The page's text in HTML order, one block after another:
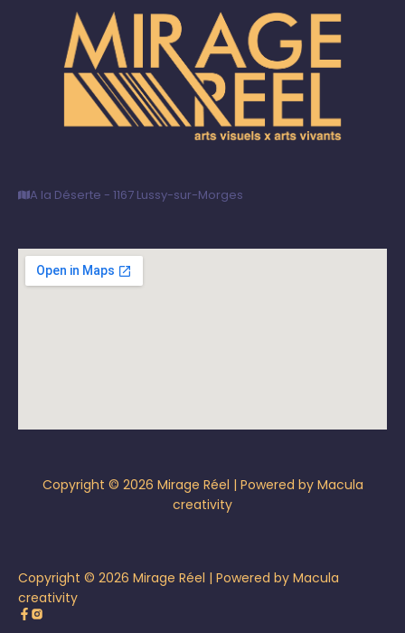
A la Déserte - 1167 Lussy-sur-Morges
Copyright © 2026 Mirage Réel | Powered by Macula
creativity
Copyright © 2026 Mirage Réel | Powered by Macula
creativity